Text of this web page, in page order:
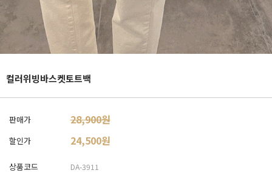
컬러위빙바스켓토트백
판매가 28,900원
할인가 24,500원
상품코드 DA-3911